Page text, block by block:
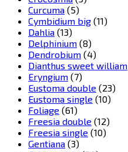
Curcuma (5)
Cymbidium big (11)
Dahlia (13)
Delphinium (8)
Dendrobium (4)
Dianthus sweet william
Eryngium (7)
Eustoma double (23)
Eustoma single (10)
Foliage (61)
Freesia double (12)
Freesia single (10)
Gentiana (3)